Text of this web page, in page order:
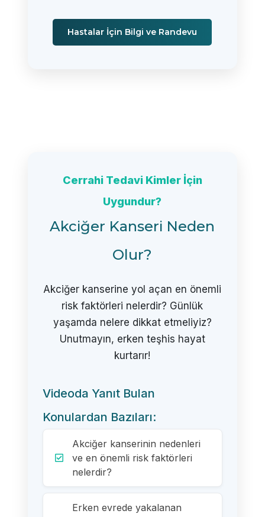
Hastalar İçin Bilgi ve Randevu
Cerrahi Tedavi Kimler İçin
Uygundur?
Akciğer Kanseri Neden
Olur?
Akciğer kanserine yol açan en önemli
risk faktörleri nelerdir? Günlük
yaşamda nelere dikkat etmeliyiz?
Unutmayın, erken teşhis hayat
kurtarır!
Videoda Yanıt Bulan
Konulardan Bazıları:
Akciğer kanserinin nedenleri
ve en önemli risk faktörleri
nelerdir?
Erken evrede yakalanan